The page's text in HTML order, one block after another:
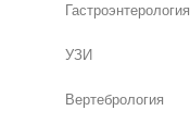
Гастроэнтерология
УЗИ
Вертебрология